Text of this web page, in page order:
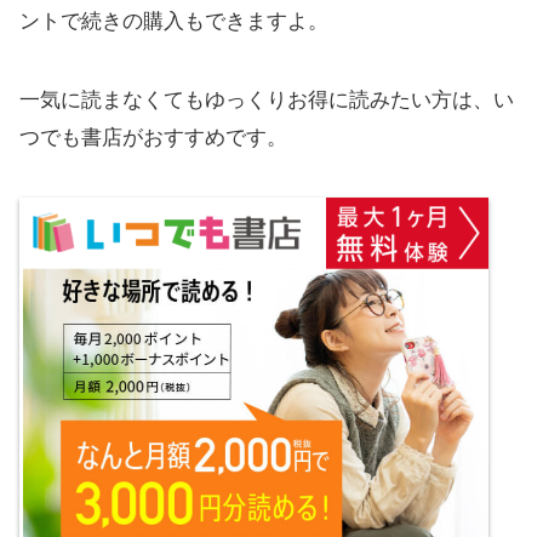
ントで続きの購入もできますよ。
一気に読まなくてもゆっくりお得に読みたい方は、い
つでも書店がおすすめです。